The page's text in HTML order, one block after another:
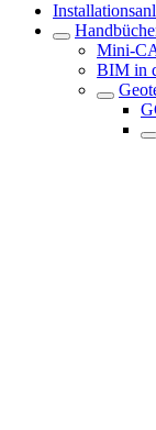
Mini-
BIM in